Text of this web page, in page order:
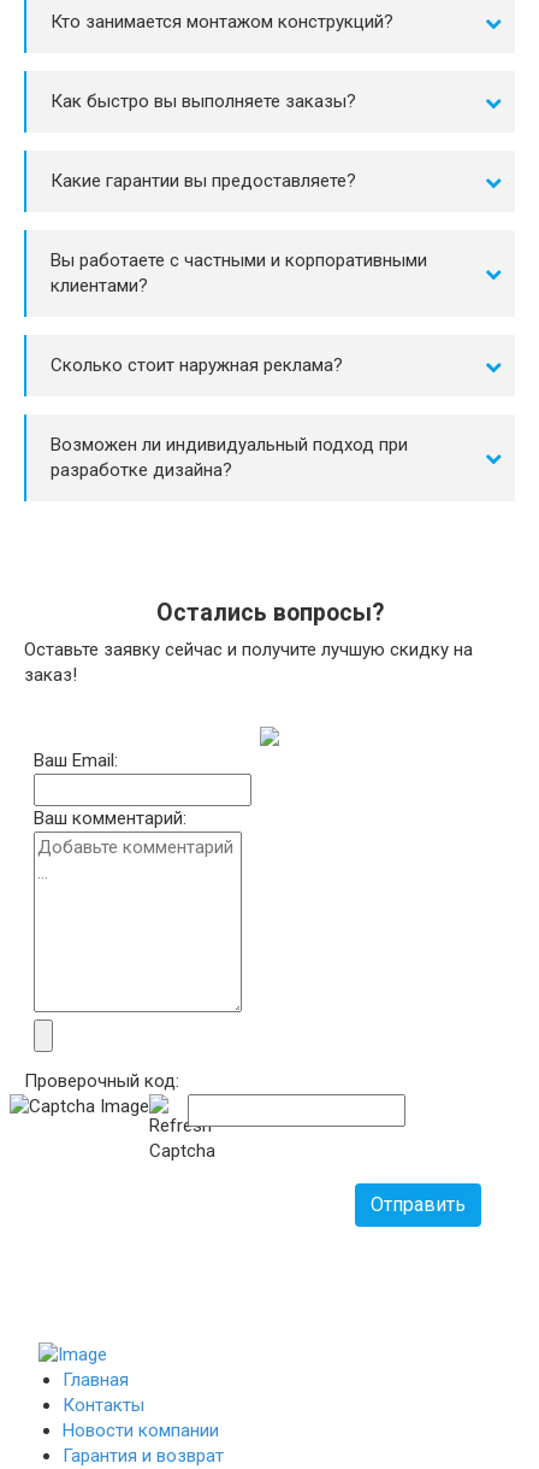
Кто занимается монтажом конструкций?
Как быстро вы выполняете заказы?
Какие гарантии вы предоставляете?
Вы работаете с частными и корпоративными
клиентами?
Сколько стоит наружная реклама?
Возможен ли индивидуальный подход при
разработке дизайна?
Остались вопросы?
Оставьте заявку сейчас и получите лучшую скидку на
заказ!
Ваш Email:
Ваш комментарий:
Проверочный код:
Отправить
Главная
Контакты
Новости компании
Гарантия и возврат